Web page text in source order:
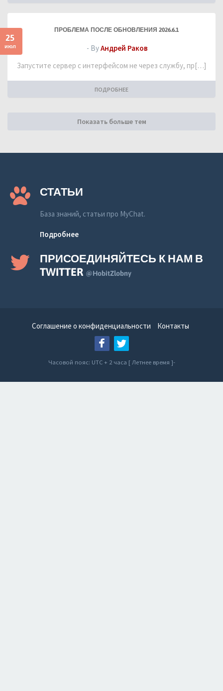
25
июл
ПРОБЛЕМА ПОСЛЕ ОБНОВЛЕНИЯ 2026.6.1
- ByАндрей Раков
Запустите сервер с интерфейсом не через службу, пр[…]
ПОДРОБНЕЕ
Показать больше тем
СТАТЬИ
База знаний, статьи про MyChat.
Подробнее
ПРИСОЕДИНЯЙТЕСЬ К НАМ В
TWITTER @HobitZlobny
Соглашение о конфиденциальности Контакты
Часовой пояс: UTC + 2 часа [ Летнее время ]-